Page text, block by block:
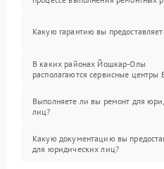
Какую гарантию вы
В каких районах Йошкар-Олы
располагаются сервисные центры
Выполняете ли вы ремонт для
лиц?
Какую документацию вы
для юридических лиц?